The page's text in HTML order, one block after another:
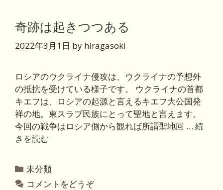
奇跡は起きつつある
2022年3月1日 by hiragasoki
ロシアのウクライナ侵攻は、ウクライナの予想外
の抵抗を受けている様子です。 ウクライナの首都
キエフは、ロシアの起源と言えるキエフ大公国発
祥の地。東スラブ民族にとって聖地と言えます。
今回の戦争はロシア側から観れば所謂聖地回 … 続
きを読む
カ
テ
未分類
コメントをどうぞ